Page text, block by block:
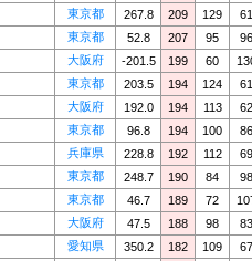
東京都 267.8 209 129 61
東京都 52.8 207 95 96
大阪府 -201.5 199 60
東京都 203.5 194 124 61
大阪府 192.0 194 113 62
東京都 96.8 194 100 86
兵庫県 228.8 192 112 69
東京都 248.7 190 84 98
東京都 46.7 189 72
大阪府 47.5 188 98 83
愛知県 350.2 182 109 67